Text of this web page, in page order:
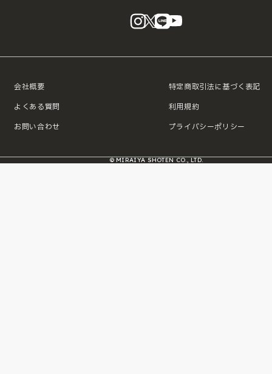
instagram
X LINE
会社概要
よくある質問
お問い合わせ
特定商取引法に基づく表記
利用規約
プライバシーポリシー
© MIRAIYA SHOTEN CO., LTD.